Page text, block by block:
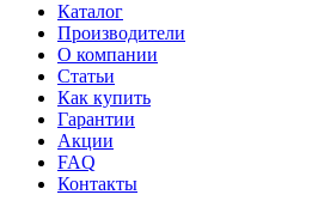
Каталог
Производители
О компании
Статьи
Как купить
Гарантии
Акции
FAQ
Контакты